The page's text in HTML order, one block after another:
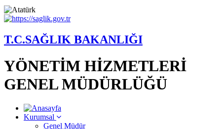
T.C.SAĞLIK BAKANLIĞI
YÖNETİM HİZMETLERİ
GENEL MÜDÜRLÜĞÜ
Kurumsal
Genel Müdür